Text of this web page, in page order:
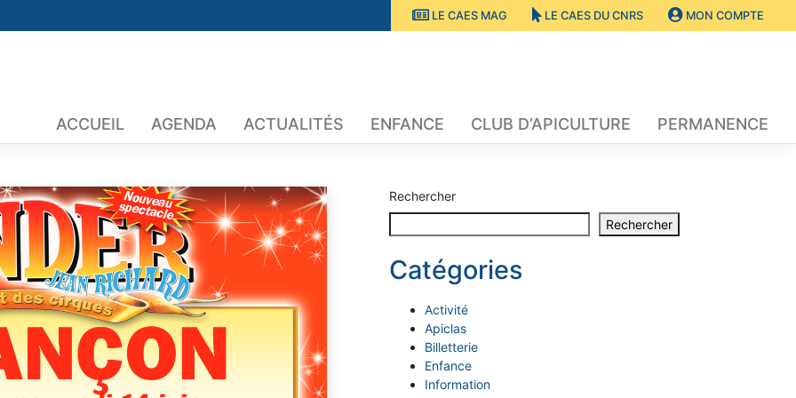
LE CAES MAG LE CAES DU CNRS MON COMPTE
ACCUEIL AGENDA ACTUALITÉS ENFANCE CLUB D’APICULTURE PERMANENCE
Rechercher
Rechercher
Catégories
Activité
Apiclas
Billetterie
Enfance
Information